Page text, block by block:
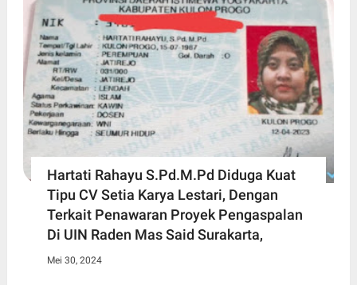
Hartati Rahayu S.Pd.M.Pd Diduga Kuat
Tipu CV Setia Karya Lestari, Dengan
Terkait Penawaran Proyek Pengaspalan
Di UIN Raden Mas Said Surakarta,
Mei 30, 2024